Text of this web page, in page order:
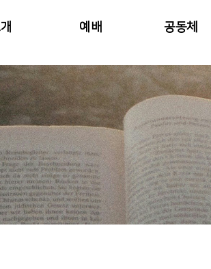
예배 공동체